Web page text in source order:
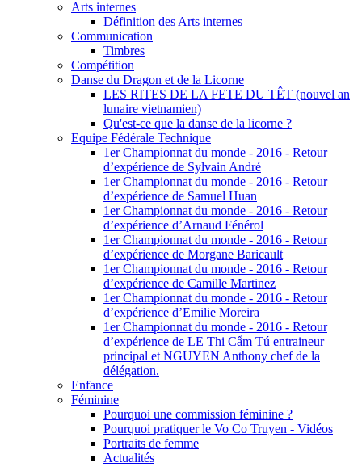
Définition des Arts internes
Communication
Timbres
Compétition
Danse du Dragon et de la Licorne
LES RITES DE LA FETE DU TÊT (nouvel an
lunaire vietnamien)
Qu'est-ce que la danse de la licorne ?
Equipe Fédérale Technique
1er Championnat du monde - 2016 - Retour
d’expérience de Sylvain André
1er Championnat du monde - 2016 - Retour
d’expérience de Samuel Huan
1er Championnat du monde - 2016 - Retour
d’expérience d’Arnaud Fénérol
1er Championnat du monde - 2016 - Retour
d’expérience de Morgane Baricault
1er Championnat du monde - 2016 - Retour
d’expérience de Camille Martinez
1er Championnat du monde - 2016 - Retour
d’expérience d’Emilie Moreira
1er Championnat du monde - 2016 - Retour
d’expérience de LE Thi Cẩm Tú entraineur
principal et NGUYEN Anthony chef de la
délégation.
Enfance
Féminine
Pourquoi une commission féminine ?
Pourquoi pratiquer le Vo Co Truyen - Vidéos
Portraits de femme
Actualités